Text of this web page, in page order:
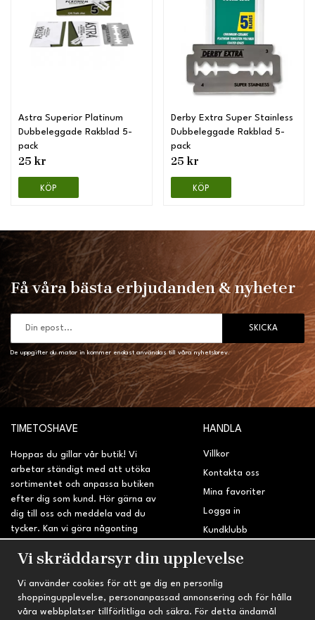
Astra Superior Platinum
Dubbeleggade Rakblad 5-
pack
25 kr
KÖP
Derby Extra Super Stainless
Dubbeleggade Rakblad 5-
pack
25 kr
KÖP
Få våra bästa erbjudanden & nyheter
SKICKA
De uppgifter du matar in kommer endast användas till våra nyhetsbrev.
TIMETOSHAVE
Hoppas du gillar vår butik! Vi
arbetar ständigt med att utöka
sortimentet och anpassa butiken
efter dig som kund. Hör gärna av
dig till oss och meddela vad du
tycker. Kan vi göra någonting
sidan?
HANDLA
Villkor
Kontakta oss
Mina favoriter
Logga in
Kundklubb
INFORMATION TRYGG HANDEL
Vi skräddarsyr din upplevelse
Vi använder cookies för att ge dig en personlig
shoppingupplevelse, personanpassad annonsering och för hålla
våra webbplatser tillförlitliga och säkra. För detta ändamål